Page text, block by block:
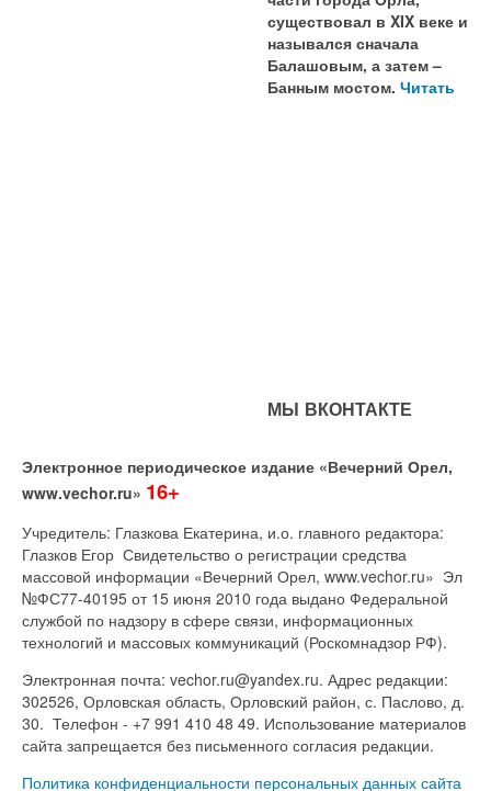
существовал в XIX веке и
назывался сначала
Балашовым, а затем –
Банным мостом. Читать
МЫ ВКОНТАКТЕ
Электронное периодическое издание «Вечерний Орел,
www.vechor.ru» 16+
Учредитель: Глазкова Екатерина, и.о. главного редактора:
Глазков Егор Свидетельство о регистрации средства
массовой информации «Вечерний Орел, www.vechor.ru» Эл
№ФС77-40195 от 15 июня 2010 года выдано Федеральной
службой по надзору в сфере связи, информационных
технологий и массовых коммуникаций (Роскомнадзор РФ).
Электронная почта: vechor.ru@yandex.ru. Адрес редакции:
302526, Орловская область, Орловский район, с. Паслово, д.
30. Телефон - +7 991 410 48 49. Использование материалов
сайта запрещается без письменного согласия редакции.
Политика конфиденциальности персональных данных сайта